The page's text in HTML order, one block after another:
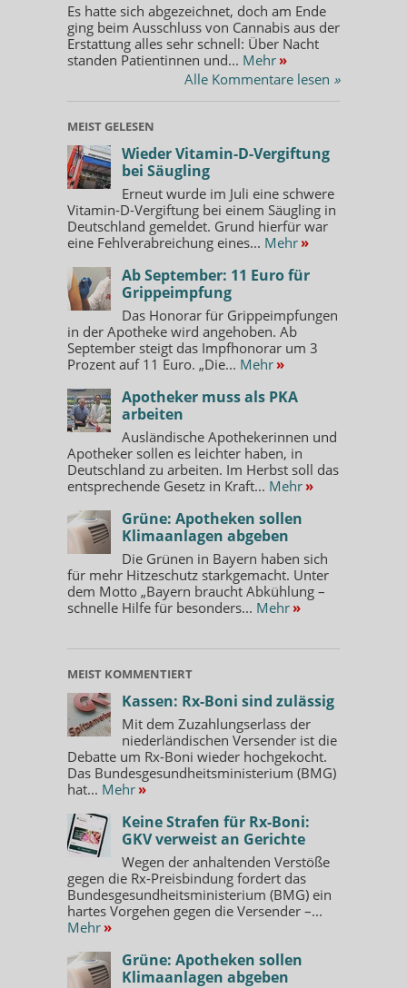
Es hatte sich abgezeichnet, doch am Ende
ging beim Ausschluss von Cannabis aus der
Erstattung alles sehr schnell: Über Nacht
standen Patientinnen und... Mehr »
Alle Kommentare lesen »
MEIST GELESEN
Wieder Vitamin-D-Vergiftung
bei Säugling
Erneut wurde im Juli eine schwere
Vitamin-D-Vergiftung bei einem Säugling in
Deutschland gemeldet. Grund hierfür war
eine Fehlverabreichung eines... Mehr »
Ab September: 11 Euro für
Grippeimpfung
Das Honorar für Grippeimpfungen
in der Apotheke wird angehoben. Ab
September steigt das Impfhonorar um 3
Prozent auf 11 Euro. „Die... Mehr »
Apotheker muss als PKA
arbeiten
Ausländische Apothekerinnen und
Apotheker sollen es leichter haben, in
Deutschland zu arbeiten. Im Herbst soll das
entsprechende Gesetz in Kraft... Mehr »
Grüne: Apotheken sollen
Klimaanlagen abgeben
Die Grünen in Bayern haben sich
für mehr Hitzeschutz starkgemacht. Unter
dem Motto „Bayern braucht Abkühlung –
schnelle Hilfe für besonders... Mehr »
MEIST KOMMENTIERT
Kassen: Rx-Boni sind zulässig
Mit dem Zuzahlungserlass der
niederländischen Versender ist die
Debatte um Rx-Boni wieder hochgekocht.
Das Bundesgesundheitsministerium (BMG)
hat... Mehr »
Keine Strafen für Rx-Boni:
GKV verweist an Gerichte
Wegen der anhaltenden Verstöße
gegen die Rx-Preisbindung fordert das
Bundesgesundheitsministerium (BMG) ein
hartes Vorgehen gegen die Versender –...
Mehr »
Grüne: Apotheken sollen
Klimaanlagen abgeben